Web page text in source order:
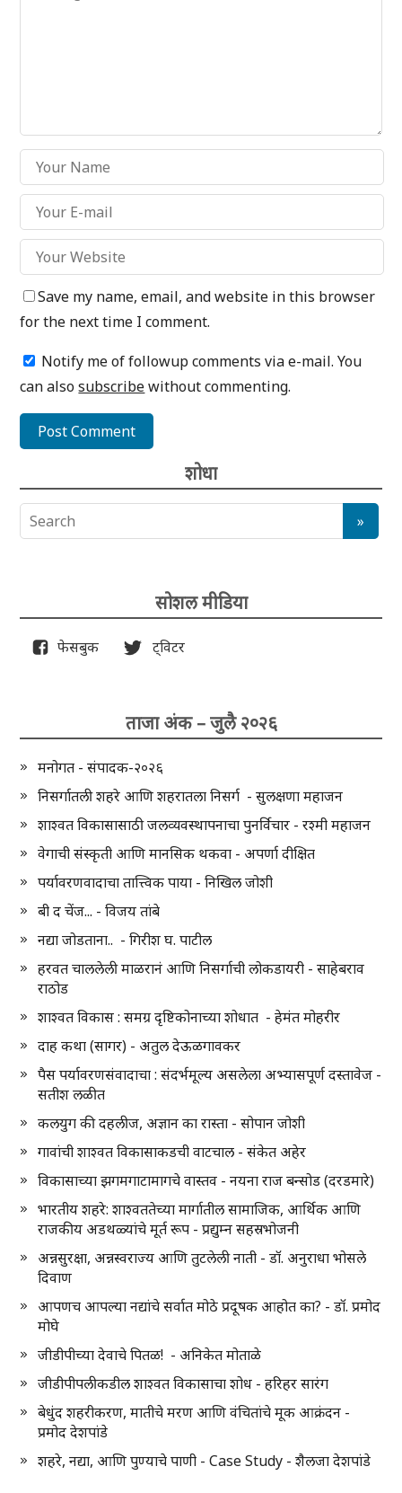
Save my name, email, and website in this browser
for the next time I comment.
Notify me of followup comments via e-mail. You
can alsosubscribewithout commenting.
शोधा
सोशल मीडिया
फेसबुक ट्विटर
ताजा अंक – जुलै २०२६
मनोगत - संपादक-२०२६
निसर्गातली शहरे आणि शहरातला निसर्ग - सुलक्षणा महाजन
शाश्वत विकासासाठी जलव्यवस्थापनाचा पुनर्विचार - रश्मी महाजन
वेगाची संस्कृती आणि मानसिक थकवा - अपर्णा दीक्षित
पर्यावरणवादाचा तात्त्विक पाया - निखिल जोशी
बी द चेंज... - विजय तांबे
नद्या जोडताना.. - गिरीश घ. पाटील
हरवत चाललेली माळरानं आणि निसर्गाची लोकडायरी - साहेबराव
राठोड
शाश्वत विकास : समग्र दृष्टिकोनाच्या शोधात - हेमंत मोहरीर
दाह कथा (सागर) - अतुल देऊळगावकर
पैस पर्यावरणसंवादाचा : संदर्भमूल्य असलेला अभ्यासपूर्ण दस्तावेज -
सतीश लळीत
कलयुग की दहलीज, अज्ञान का रास्ता - सोपान जोशी
गावांची शाश्वत विकासाकडची वाटचाल - संकेत अहेर
विकासाच्या झगमगाटामागचे वास्तव - नयना राज बन्सोड (दरडमारे)
भारतीय शहरे: शाश्वततेच्या मार्गातील सामाजिक, आर्थिक आणि
राजकीय अडथळ्यांचे मूर्त रूप - प्रद्युम्न सहस्रभोजनी
अन्नसुरक्षा, अन्नस्वराज्य आणि तुटलेली नाती - डॉ. अनुराधा भोसले
दिवाण
आपणच आपल्या नद्यांचे सर्वात मोठे प्रदूषक आहोत का? - डॉ. प्रमोद
मोघे
जीडीपीच्या देवाचे पितळ! - अनिकेत मोताळे
जीडीपीपलीकडील शाश्वत विकासाचा शोध - हरिहर सारंग
बेधुंद शहरीकरण, मातीचे मरण आणि वंचितांचे मूक आक्रंदन -
प्रमोद देशपांडे
शहरे, नद्या, आणि पुण्याचे पाणी - Case Study - शैलजा देशपांडे